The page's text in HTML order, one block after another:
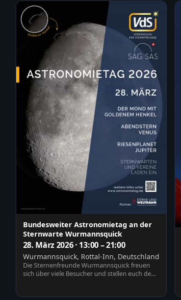
Bundesweiter Astronomietag an der
Sternwarte Wurmannsquick
28. März 2026 · 13:00 – 21:00
Wurmannsquick, Rottal-Inn, Deutschland
Die Sternenfreunde Wurmannsquick freuen
sich über viele Besucher und stellen euch den